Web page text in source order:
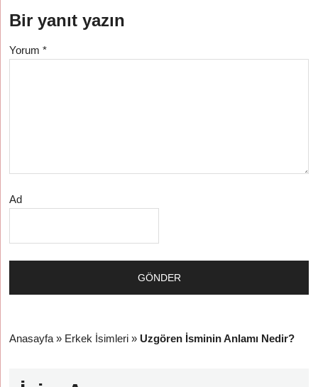
Bir yanıt yazın
Yorum*
Ad
Anasayfa » Erkek İsimleri » Uzgören İsminin Anlamı Nedir?